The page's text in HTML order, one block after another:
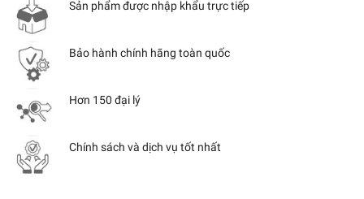
Sản phẩm được nhập khẩu trực tiếp
Bảo hành chính hãng toàn quốc
Hơn 150 đại lý
Chính sách và dịch vụ tốt nhất